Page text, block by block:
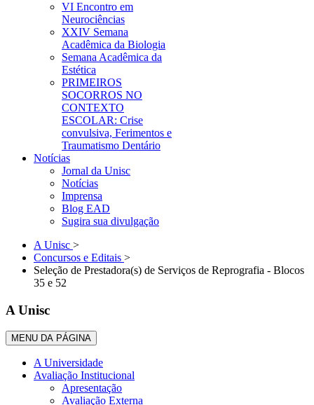
VI Encontro em
Neurociências
XXIV Semana
Acadêmica da Biologia
Semana Acadêmica da
Estética
PRIMEIROS
SOCORROS NO
CONTEXTO
ESCOLAR: Crise
convulsiva, Ferimentos e
Traumatismo Dentário
Notícias
Jornal da Unisc
Notícias
Imprensa
Blog EAD
Sugira sua divulgação
A Unisc >
Concursos e Editais >
Seleção de Prestadora(s) de Serviços de Reprografia - Blocos
35 e 52
A Unisc
MENU DA PÁGINA
A Universidade
Avaliação Institucional
Apresentação
Avaliação Externa